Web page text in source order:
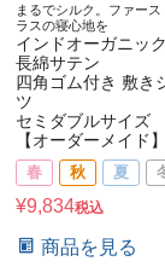
まるでシルク。ファース
ラスの寝心地を
インドオーガニッ
長綿サテン
四角ゴム付き 敷き
ツ
セミダブルサイズ
【オーダーメイド】
春 秋 夏
¥9,834税込
商品を見る